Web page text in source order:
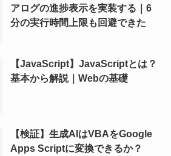
アログの進捗表示を実装する｜6
分の実行時間上限も回避できた
【JavaScript】JavaScriptとは？
基本から解説｜Webの基礎
【検証】生成AIはVBAをGoogle
Apps Scriptに変換できるか？